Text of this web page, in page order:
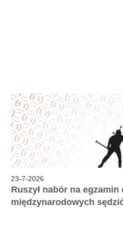
23-7-2026
Ruszył nabór na egzamin
międzynarodowych